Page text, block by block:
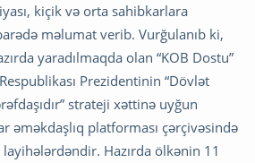
kiçik və orta sahibkarlara
məlumat verib. Vurğulanıb ki,
yaradılmaqda olan “KOB Dostu”
Prezidentinin “Dövlət
strateji xəttinə uyğun
əməkdaşlıq platforması çərçivəsində
Hazırda ölkənin 11